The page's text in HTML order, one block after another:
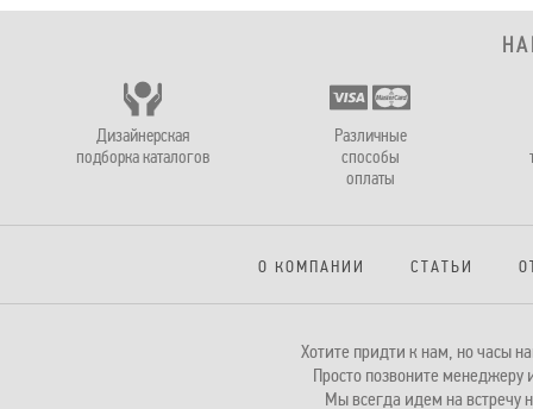
Дизайнерская
подборка каталогов
Различные
способы
оплаты
О КОМПАНИИ СТАТЬИ
Хотите придти к нам, но часы
Просто позвоните менеджеру
Мы всегда идем на встречу